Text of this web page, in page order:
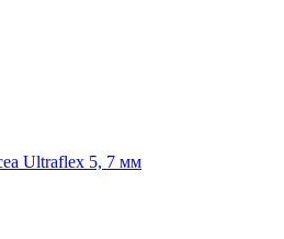
Ultraflex 5, 7 мм